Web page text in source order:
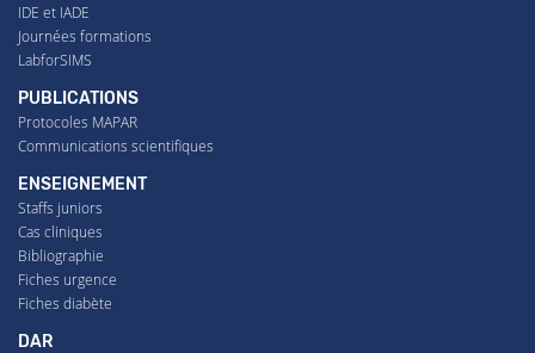
IDE et IADE
Journées formations
LabforSIMS
PUBLICATIONS
Protocoles MAPAR
Communications scientifiques
ENSEIGNEMENT
Staffs juniors
Cas cliniques
Bibliographie
Fiches urgence
Fiches diabète
DAR